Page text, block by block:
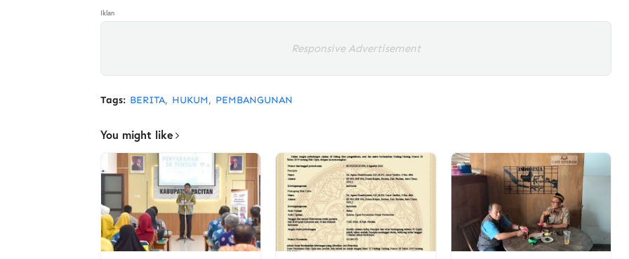
Iklan
Responsive Advertisement
Tags: BERITA HUKUM PEMBANGUNAN
You might like